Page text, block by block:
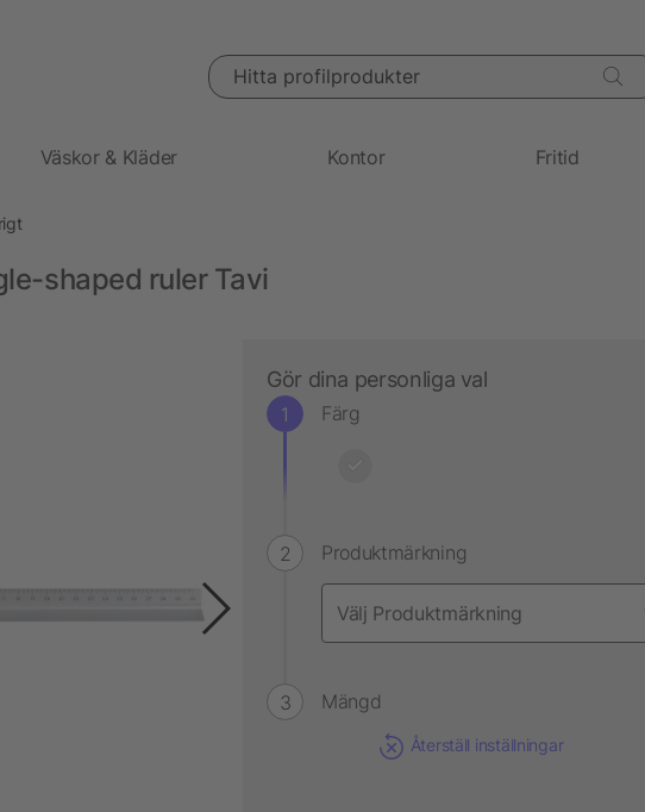
Hitta profilprodukter
Väskor & Kläder Kontor Fritid
shaped ruler Tavi
Gör dina personliga val
Färg
Produktmärkning
Mängd
Återställ inställningar